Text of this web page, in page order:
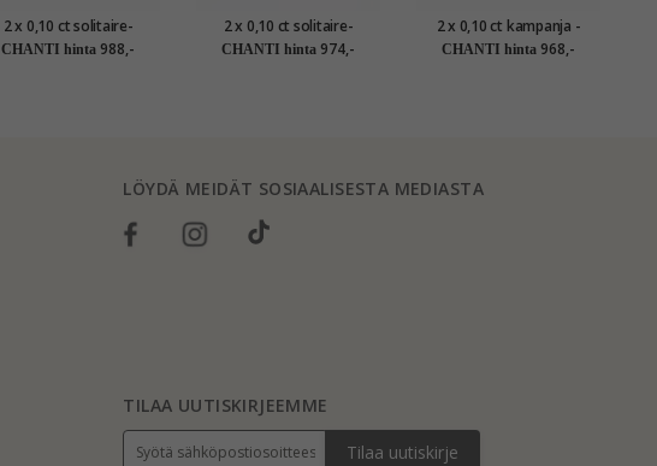
2 x 0,10 ct solitaire-
nappikorvakorut 14
CHANTI hinta 988,-
2 x 0,10 ct solitaire-
nappikorvakorut 14
CHANTI hinta 974,-
2 x 0,10 ct kampanja -
timantti solitaire-
CHANTI hinta 968,-
LÖYDÄ MEIDÄT SOSIAALISESTA MEDIASTA
TILAA UUTISKIRJEEMME
Tilaa uutiskirje